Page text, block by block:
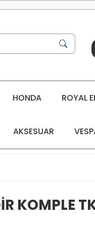
HONDA ROYAL
AKSESUAR
KOMPLE